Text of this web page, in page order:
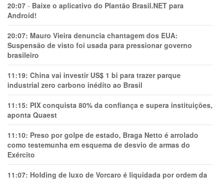
20:07 - Baixe o aplicativo do Plantão Brasil.NET para
Android!
20:07: Mauro Vieira denuncia chantagem dos EUA:
Suspensão de visto foi usada para pressionar governo
brasileiro
11:19: China vai investir US$ 1 bi para trazer parque
industrial zero carbono inédito ao Brasil
11:15: PIX conquista 80% da confiança e supera instituições,
aponta Quaest
11:10: Preso por golpe de estado, Braga Netto é arrolado
como testemunha em esquema de desvio de armas do
Exército
11:07: Holding de luxo de Vorcaro é liquidada por ordem da